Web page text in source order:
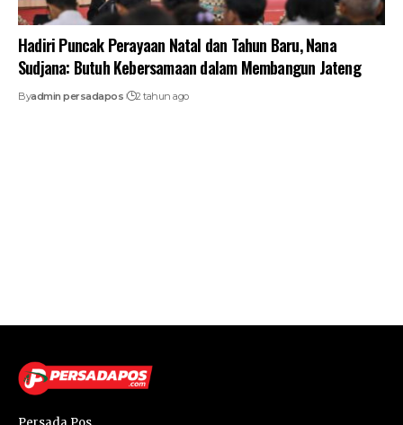
Hadiri Puncak Perayaan Natal dan Tahun Baru, Nana
Sudjana: Butuh Kebersamaan dalam Membangun Jateng
Byadmin persadapos 2 tahun ago